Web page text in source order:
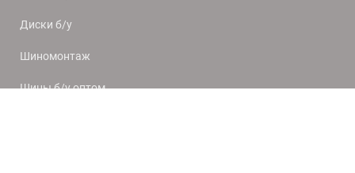
Диски б/у
Шиномонтаж
Шины б/у оптом